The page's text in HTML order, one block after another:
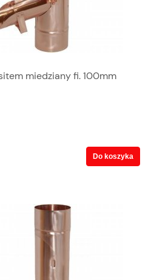
miedziany fi. 100mm
Do koszyka